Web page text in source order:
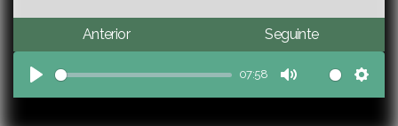
Anterior Seguinte
Play
07:58
Mute